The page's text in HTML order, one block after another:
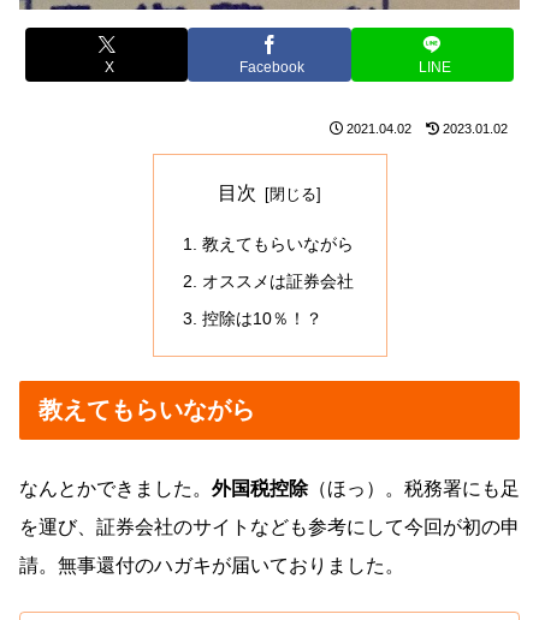
X Facebook LINE
2021.04.02 2023.01.02
目次
教えてもらいながら
オススメは証券会社
控除は10％！？
教えてもらいながら
なんとかできました。 外国税控除（ほっ）。税務署にも足
を運び、証券会社のサイトなども参考にして今回が初の申
請。無事還付のハガキが届いておりました。